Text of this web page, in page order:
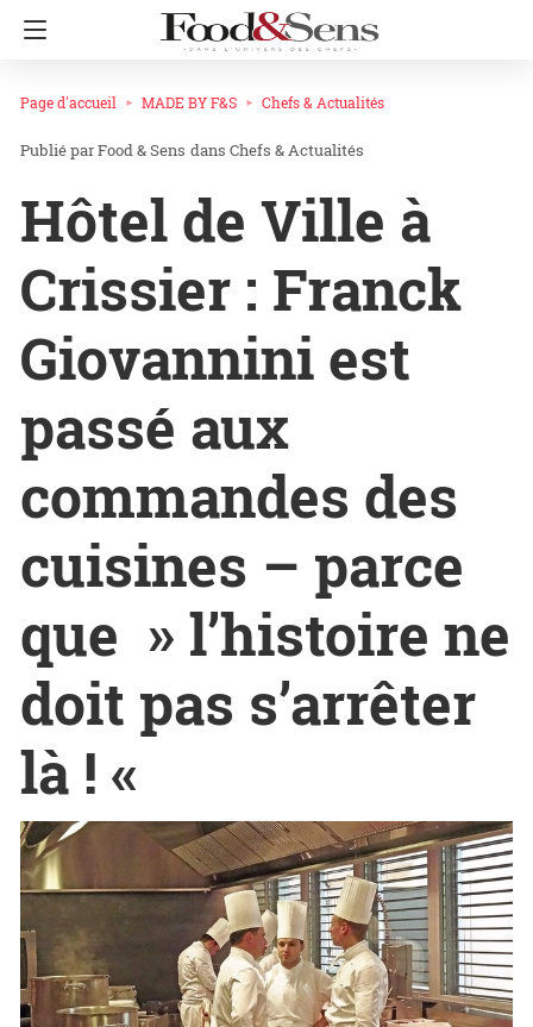
Page d'accueil MADE BY F&S Chefs & Actualités
Food & Sens dans Chefs & Actualités
Hôtel de Ville à
Crissier : Franck
Giovannini est
passé aux
commandes des
cuisines – parce
que » l’histoire ne
doit pas s’arrêter
là ! «